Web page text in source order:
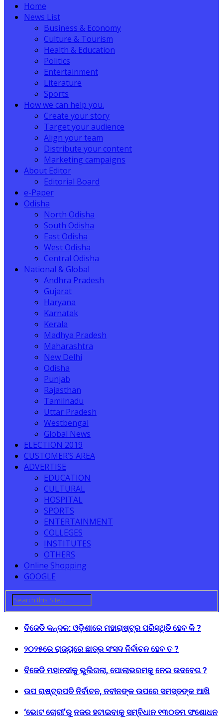
Home
News List
Business & Economy
Culture & Tourism
Health & Education
Politics
Entertainment
Literature
Sports
How we can help you.
Create your story
Target your audience
Align your team
Distribute your content
Marketing campaigns
About Editor
Editorial Board
e-Paper
Odisha
North Odisha
South Odisha
East Odisha
West Odisha
Central Odisha
National & Global
Andhra Pradesh
Gujarat
Haryana
Karnatak
Kerala
Madhya Pradesh
Maharashtra
New Delhi
Odisha
Punjab
Rajasthan
Tamilnadu
Uttar Pradesh
Westbengal
Global News
ELECTION 2019
CUSTOMER’S AREA
ADVERTISE
EDUCATION
CULTURAL
HOSPITAL
SPORTS
ENTERTAINMENT
COLLEGES
INSTITUTES
OTHERS
Online Shopping
GOOGLE
ବିଜେଡି କନ୍ଦଳ: ଓଡ଼ିଶାରେ ମହାରାଷ୍ଟ୍ର ପରିସ୍ଥିତି ହେବ କି ?
୨୦୨୫ରେ ରାଜ୍ୟରେ ଛାତ୍ର ସଂସଦ ନିର୍ବାଚନ ହେବ ତ ?
ବିଜେଡି ମହାନଦୀକୁ ଭୁଲିଗଲା, ପୋଲାଭରମକୁ ନେଇ ଉଦବେଗ ?
ଉପ ରାଷ୍ଟ୍ରପତି ନିର୍ବାଚନ, ନବୀନଙ୍କ ଉପରେ ସମସ୍ତଙ୍କ ଆଖି
‘ଭୋଟ ଚୋରୀ’ରୁ ନଜର ହଟାଇବାକୁ ସମ୍ବିଧାନ ୧୩୦ତମ ସଂଶୋଧନ